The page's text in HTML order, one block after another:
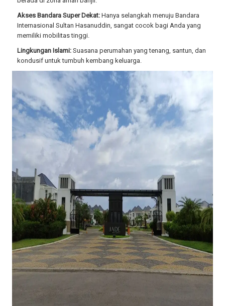
Akses Bandara Super Dekat: Hanya selangkah menuju Bandara
Internasional Sultan Hasanuddin, sangat cocok bagi Anda yang
memiliki mobilitas tinggi.
Lingkungan Islami: Suasana perumahan yang tenang, santun, dan
kondusif untuk tumbuh kembang keluarga.